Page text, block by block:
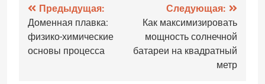
Навигация
по
записям
Предыдущая:
Доменная плавка:
физико-химические
основы процесса
Следующая:
Как максимизировать
мощность солнечной
батареи на квадратный
метр